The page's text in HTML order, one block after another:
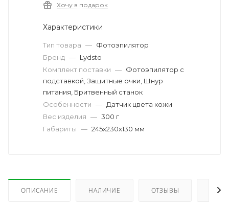
Хочу в подарок
Характеристики
Тип товара — Фотоэпилятор
Бренд — Lydsto
Комплект поставки — Фотоэпилятор с
подставкой, Защитные очки, Шнур
питания, Бритвенный станок
Особенности — Датчик цвета кожи
Вес изделия — 300 г
Габариты — 245х230х130 мм
ОПИСАНИЕ НАЛИЧИЕ ОТЗЫВЫ КАК